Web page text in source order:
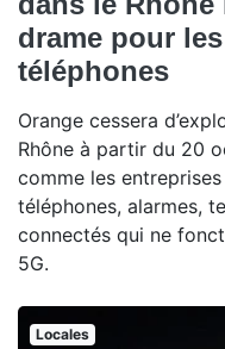
drame pour
téléphones
Orange cessera
Rhône à partir du 20
comme les
téléphones, alarmes,
connectés qui ne
5G.
Locales